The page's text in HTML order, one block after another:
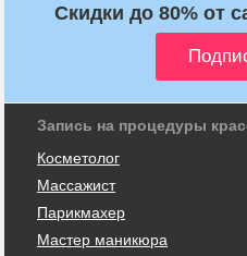
Скидки до 80% от
Запись на процедуры
Косметолог
Массажист
Парикмахер
Мастер маникюра